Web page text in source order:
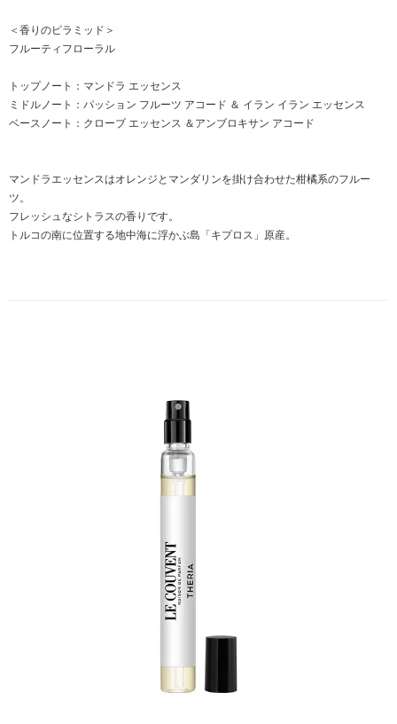
＜香りのピラミッド＞
フルーティフローラル
トップノート：マンドラ エッセンス
ミドルノート：パッション フルーツ アコード ＆ イラン イラン エッセンス
ベースノート：クローブ エッセンス ＆アンブロキサン アコード
マンドラエッセンスはオレンジとマンダリンを掛け合わせた柑橘系のフルー
ツ。
フレッシュなシトラスの香りです。
トルコの南に位置する地中海に浮かぶ島「キプロス」原産。